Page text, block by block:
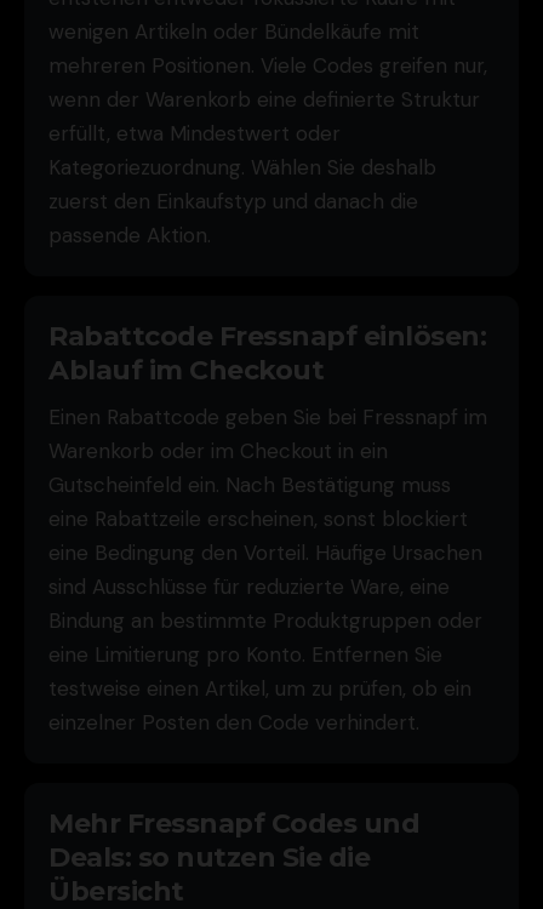
wenigen Artikeln oder Bündelkäufe mit
mehreren Positionen. Viele Codes greifen nur,
wenn der Warenkorb eine definierte Struktur
erfüllt, etwa Mindestwert oder
Kategoriezuordnung. Wählen Sie deshalb
zuerst den Einkaufstyp und danach die
passende Aktion.
Rabattcode Fressnapf einlösen:
Ablauf im Checkout
Einen Rabattcode geben Sie bei Fressnapf im
Warenkorb oder im Checkout in ein
Gutscheinfeld ein. Nach Bestätigung muss
eine Rabattzeile erscheinen, sonst blockiert
eine Bedingung den Vorteil. Häufige Ursachen
sind Ausschlüsse für reduzierte Ware, eine
Bindung an bestimmte Produktgruppen oder
eine Limitierung pro Konto. Entfernen Sie
testweise einen Artikel, um zu prüfen, ob ein
einzelner Posten den Code verhindert.
Mehr Fressnapf Codes und
Deals: so nutzen Sie die
Übersicht